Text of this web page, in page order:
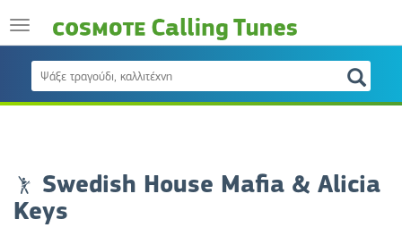
Swedish House Mafia & Alicia
Keys